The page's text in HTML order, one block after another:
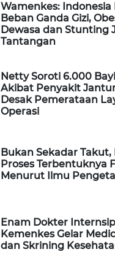
Wamenkes: Indonesia
Beban Ganda Gizi,
Dewasa dan Stunting
Tantangan
Netty Soroti 6.000
Akibat Penyakit
Desak Pemerataan
Operasi
Bukan Sekadar Takut,
Proses Terbentuknya
Menurut Ilmu
Enam Dokter
Kemenkes Gelar
dan Skrining